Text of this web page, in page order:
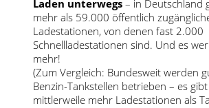
Laden unterwegs – in Deutschland
mehr als 59.000 öffentlich
Ladestationen, von denen fast 2.000
Schnellladestationen sind. Und es
mehr!
(Zum Vergleich: Bundesweit werden
Benzin-Tankstellen betrieben – es
mittlerweile mehr Ladestationen als